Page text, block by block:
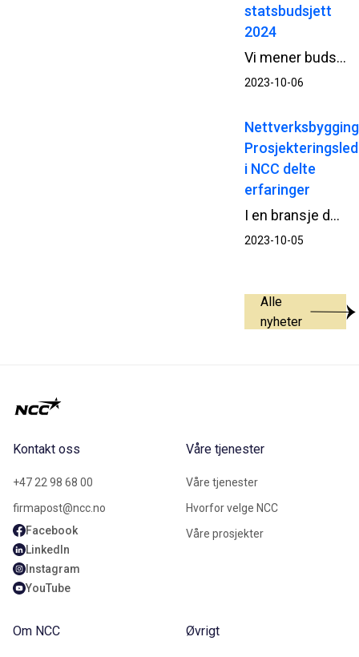
statsbudsjett
2024
Vi mener budsjettforslaget burde lagt opp til høyere bevilgninger til bygg- og anleggsprosjekter med kort oppstartstid, herunder vedlikeholdsprosjekter.
2023-10-06
i NCC delte
erfaringer
I en bransje der suksess ofte måles i effektivitet og kvalitet, er samarbeid og læring av avgjørende betydning. Nylig ble det gjennomført en inspirerende samling for prosjekteringsledere i NCC, hvor deltakerne fikk muligheten til å dele erfaringer, diskutere arbeidsmetoder og dra på prosjektbesøk for å lære av hverandres utfordringer og suksesser.
2023-10-05
Alle
nyheter
Kontakt oss
+47 22 98 68 00
firmapost@ncc.no
Facebook
LinkedIn
Instagram
YouTube
Våre tjenester
Våre tjenester
Hvorfor velge NCC
Våre prosjekter
Om NCC Øvrigt